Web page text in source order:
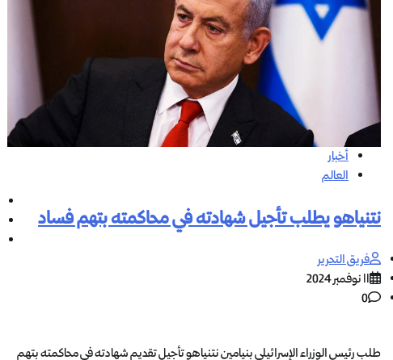
أخبار
العالم
نتنياهو يطلب تأجيل شهادته في محاكمته بتهم فساد
فريق التحرير
11 نوفمبر 2024
0
طلب رئيس الوزراء الإسرائيلي بنيامين نتنياهو تأجيل تقديم شهادته في محاكمته بتهم